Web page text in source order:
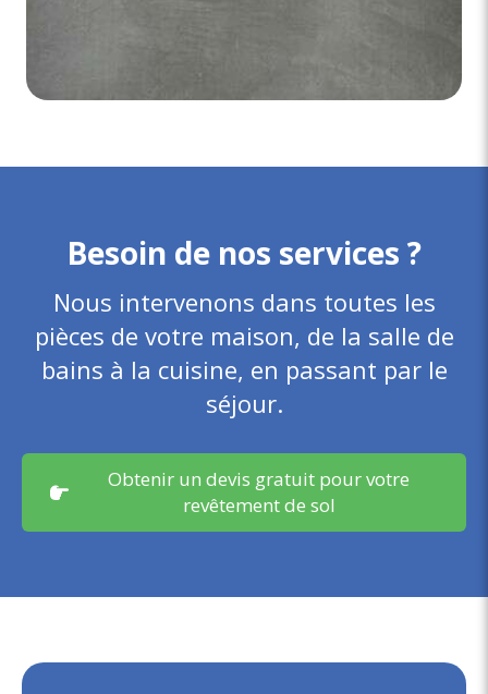
Besoin de nos services ?
Nous intervenons dans toutes les
pièces de votre maison, de la salle de
bains à la cuisine, en passant par le
séjour.
Obtenir un devis gratuit pour votre
revêtement de sol